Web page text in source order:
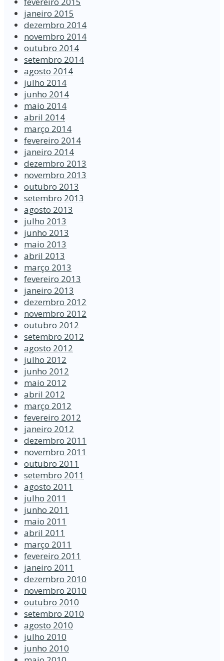
janeiro 2015
dezembro 2014
novembro 2014
outubro 2014
setembro 2014
agosto 2014
julho 2014
junho 2014
maio 2014
abril 2014
março 2014
fevereiro 2014
janeiro 2014
dezembro 2013
novembro 2013
outubro 2013
setembro 2013
agosto 2013
julho 2013
junho 2013
maio 2013
abril 2013
março 2013
fevereiro 2013
janeiro 2013
dezembro 2012
novembro 2012
outubro 2012
setembro 2012
agosto 2012
julho 2012
junho 2012
maio 2012
abril 2012
março 2012
fevereiro 2012
janeiro 2012
dezembro 2011
novembro 2011
outubro 2011
setembro 2011
agosto 2011
julho 2011
junho 2011
maio 2011
abril 2011
março 2011
fevereiro 2011
janeiro 2011
dezembro 2010
novembro 2010
outubro 2010
setembro 2010
agosto 2010
julho 2010
junho 2010